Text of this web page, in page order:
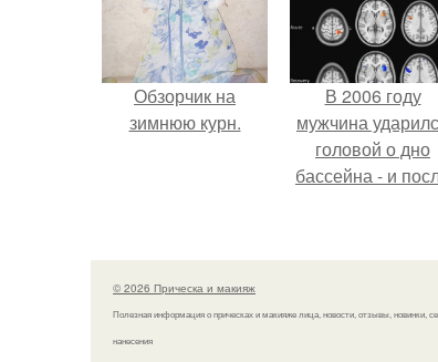
Обзорчик на
зимнюю курн.
В 2006 году
мужчина
головой о дно
бассейна - и
странным
© 2026 Прическа и макияж
Полезная информация о прическах и макияже лица, новости, отзывы, новинки,
нанесения